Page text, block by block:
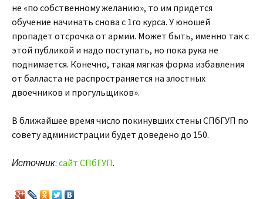
не «по собственному желанию», то им придется
обучение начинать снова с 1го курса. У юношей
пропадет отсрочка от армии. Может быть, именно так с
этой публикой и надо поступать, но пока рука не
поднимается. Конечно, такая мягкая форма избавления
от балласта не распространяется на злостных
двоечников и прогульщиков».
В ближайшее время число покинувших стены СПбГУП по
совету администрации будет доведено до 150.
Источник: сайт СПбГУП.